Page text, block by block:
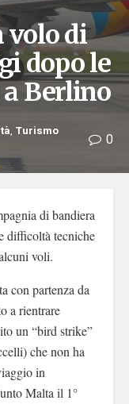
volo di
dopo le
Berlino
, Turismo
0
di bandiera
difficoltà tecniche
voli.
con partenza da
a rientrare
un “bird strike”
che non ha
in
Malta il 1°